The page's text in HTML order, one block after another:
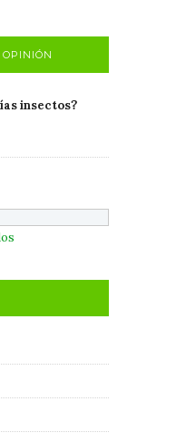
insectos?